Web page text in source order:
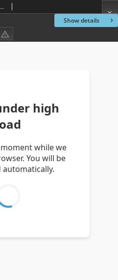
Show details
Dziennik Urzędowy Województwa Sandomierskiego, 1822, nr 14, dod.